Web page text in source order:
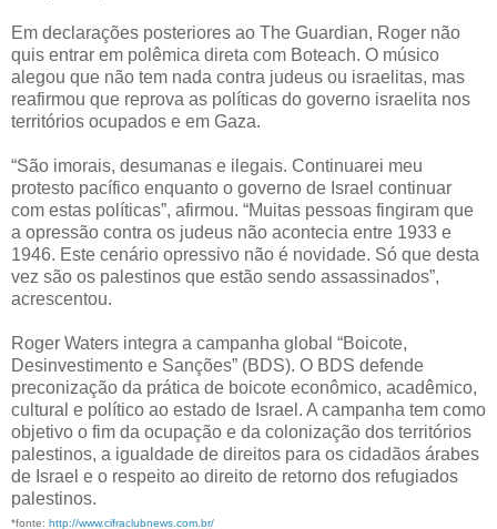
Em declarações posteriores ao The Guardian, Roger não
quis entrar em polêmica direta com Boteach. O músico
alegou que não tem nada contra judeus ou israelitas, mas
reafirmou que reprova as políticas do governo israelita nos
territórios ocupados e em Gaza.
“São imorais, desumanas e ilegais. Continuarei meu
protesto pacífico enquanto o governo de Israel continuar
com estas políticas”, afirmou. “Muitas pessoas fingiram que
a opressão contra os judeus não acontecia entre 1933 e
1946. Este cenário opressivo não é novidade. Só que desta
vez são os palestinos que estão sendo assassinados”,
acrescentou.
Roger Waters integra a campanha global “Boicote,
Desinvestimento e Sanções” (BDS). O BDS defende
preconização da prática de boicote econômico, acadêmico,
cultural e político ao estado de Israel. A campanha tem como
objetivo o fim da ocupação e da colonização dos territórios
palestinos, a igualdade de direitos para os cidadãos árabes
de Israel e o respeito ao direito de retorno dos refugiados
palestinos.
*fonte: http://www.cifraclubnews.com.br/